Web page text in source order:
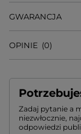
GWARANCJA
OPINIE (0)
Zadaj pytanie a
niezwłocznie,
odpowiedzi